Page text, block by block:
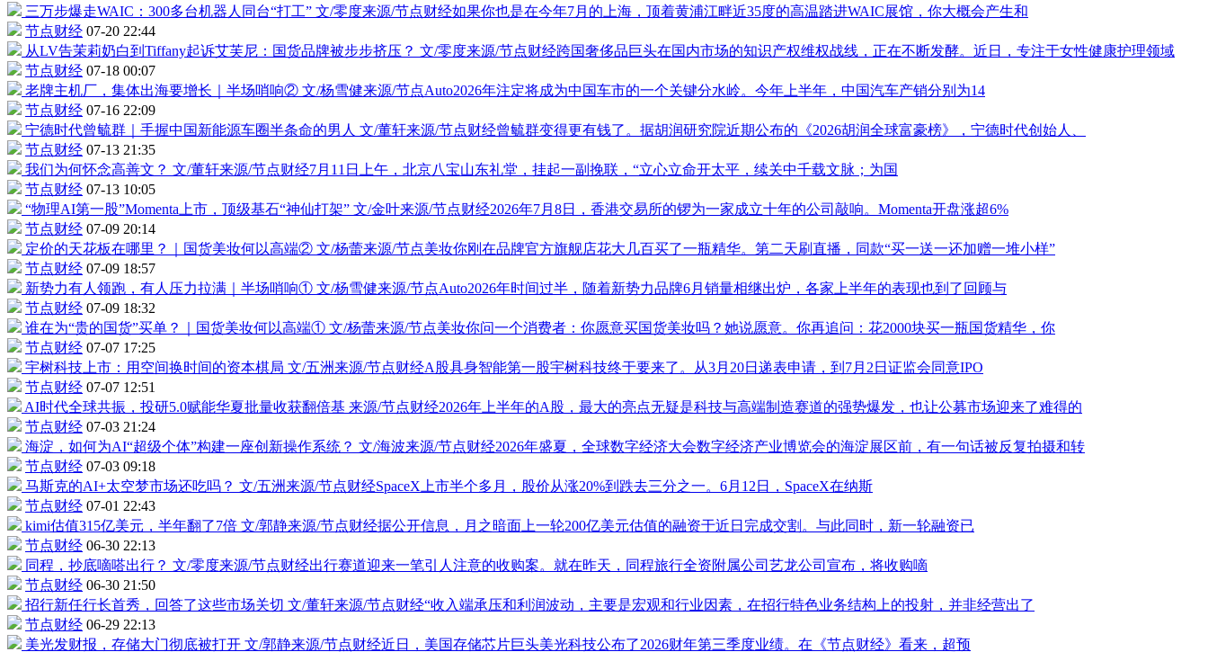
三万步爆走WAIC：300多台机器人 同台“打工” 文/零度来源/节点财经如果你也是在今年7月的上海，顶着黄浦江畔近35度的高温踏进WAIC展馆，你大概会产生和
节点财经 07-20 22:44
从LV告茉莉奶白到Tiffany起诉艾芙尼：国货品牌被步步挤压？ 文/零度来源/节点财经跨国奢侈品巨头在国内市场的知识产权维权战线，正在不断发酵。近日，专注于女性健康护理领域
节点财经 07-18 00:07
老牌主机厂，集体出海要增长｜半场哨响② 文/杨雪健来源/节点Auto2026年注定将成为中国车市的一个关键分水岭。今年上半年，中国汽车产销分别为14
节点财经 07-16 22:09
宁德时代曾毓群｜手握中 国新能源车圈半条命的男人 文/董轩来源/节点财经曾毓群变得更有钱了。据胡润研究院近期公布的《2026胡润全球富豪榜》， 宁德时代创始人、
节点财经 07-13 21:35
我们为何怀念高善文？ 文/董轩来源/节点财经7月11日上午，北京八宝山东礼堂，挂起一副挽联，“立心立命开太平，续关中千载文脉；为国
节点财经 07-13 10:05
“物理AI第一股”Momenta上市，顶级基石“神仙打架” 文/金叶来源/节点财经2026年7月8日，香港交易所的锣为一家成立十年的公司敲响。Momenta开盘涨超6%
节点财经 07-09 20:14
定价的天花板在哪里？｜国货美妆何以高端② 文/杨蕾来源/节点美妆你刚在品牌官方旗舰店花大几百买了一瓶精华。第二天刷直播，同款“买一送一还加赠一堆小样”
节点财经 07-09 18:57
新势力有人领跑，有人压力拉满｜半场哨响① 文/杨雪健来源/节点Auto2026年时间过半，随着新势力品牌6月销量相继出炉，各家上半年的表现也到了回顾与
节点财经 07-09 18:32
谁在为“贵的国货”买单？｜国货美妆何以高端① 文/杨蕾来源/节点美妆你问一个消费者：你愿意买国货美妆吗？她说愿意。你再追问：花2000块买一瓶国货精华，你
节点财经 07-07 17:25
宇树科技上市：用空间换时间的资本棋局 文/五洲来源/节点财经A股具身智能第一股宇树科技终于要来了。从3月20日递表申请，到7月2日证监会同意IPO
节点财经 07-07 12:51
AI时代全球共振，投研5.0赋能华夏批量收获翻倍基 来源/节点财经2026年上半年的A股，最大的亮点无疑是科技与高端制造赛道的强势爆发，也让公募市场迎来了难得的
节点财经 07-03 21:24
海淀，如何为AI“超级个体”构建一座创新操作系统？ 文/海波来源/节点财经2026年盛夏，全球数字经济大会数字经济产业博览会的海淀展区前，有一句话被反复拍摄和转
节点财经 07-03 09:18
马斯克的AI+太空梦市场还吃吗？ 文/五洲来源/节点财经SpaceX上市半个多月，股价从涨20%到跌去三分之一。6月12日，SpaceX在纳斯
节点财经 07-01 22:43
kimi估值315亿美元，半年翻了7倍 文/郭静来源/节点财经据公开信息，月之暗面上一轮200亿美元估值的融资于近日完成交割。与此同时，新一轮融资已
节点财经 06-30 22:13
同程，抄底嘀嗒出行？ 文/零度来源/节点财经出行赛道迎来一笔引人注意的收购案。就在昨天，同程旅行全资附属公司艺龙公司宣布，将收购嘀
节点财经 06-30 21:50
招行新任行长首秀，回答了这些市场关切 文/董轩来源/节点财经“收入端承压和利润波动，主要是宏观和行业因素，在招行特色业务结构上的投射，并非经营出了
节点财经 06-29 22:13
美光发财报，存储大门彻底被打开 文/郭静来源/节点财经近日，美国存储芯片巨头美光科技公布了2026财年第三季度业绩。在《节点财经》看来，超预